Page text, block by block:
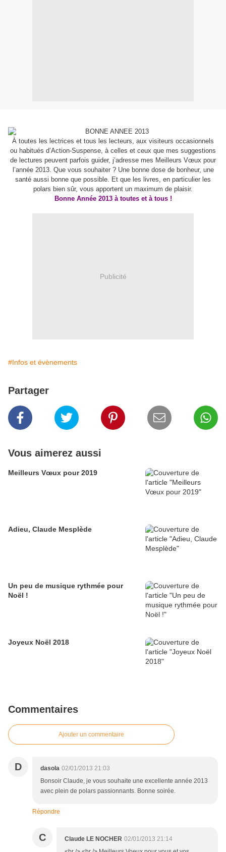
À toutes les lectrices et tous les lecteurs, aux visiteurs occasionnels
ou habitués d’Action-Suspense, à celles et ceux que mes suggestions
de lectures peuvent parfois guider, j’adresse mes Meilleurs Vœux pour
l’année 2013. Que vous souhaiter ? Une bonne dose de bonheur, une
santé aussi bonne que possible. Et que les livres, en particulier les
polars bien sûr, vous apportent un maximum de plaisir.
Bonne Année 2013 à toutes et à tous !
Publicité
#Infos et évènements
Partager
Vous aimerez aussi
Meilleurs Vœux pour 2019
Adieu, Claude Mesplède
Un peu de musique rythmée pour
Noël !
Joyeux Noël 2018
Commentaires
Ajouter un commentaire
D dasola 02/01/2013 21:03
Bonsoir Claude, je vous souhaite une excellente année 2013
avec plein de polars passionnants. Bonne soirée.
Répondre
C Claude LE NOCHER 02/01/2013 21:14